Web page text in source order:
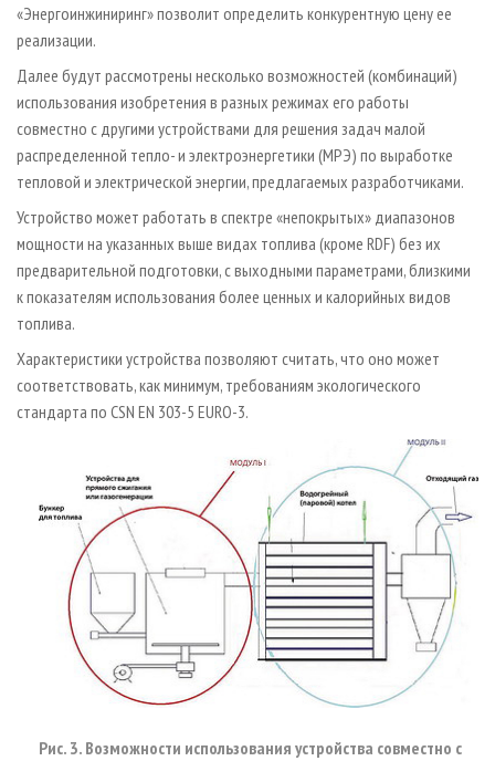
«Энергоинжиниринг» позволит определить конкурентную цену ее
реализации.
Далее будут рассмотрены несколько возможностей (комбинаций)
использования изобретения в разных режимах его работы
совместно с другими устройствами для решения задач малой
распределенной тепло- и электроэнергетики (МРЭ) по выработке
тепловой и электрической энергии, предлагаемых разработчиками.
Устройство может работать в спектре «непокрытых» диапазонов
мощности на указанных выше видах топлива (кроме RDF) без их
предварительной подготовки, с выходными параметрами, близкими
к показателям использования более ценных и калорийных видов
топлива.
Характеристики устройства позволяют считать, что оно может
соответствовать, как минимум, требованиям экологического
стандарта по CSN EN 303-5 EURO-3.
Рис. 3. Возможности использования устройства совместно с